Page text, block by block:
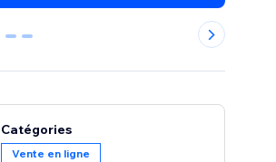
1 2
Catégories
Vente en ligne